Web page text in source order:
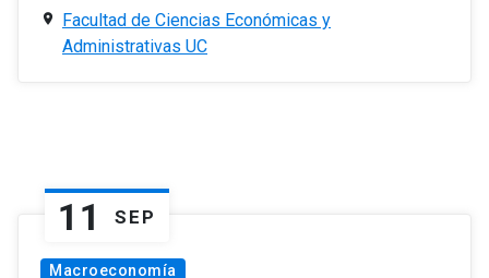
Facultad de Ciencias Económicas y
Administrativas UC
11 SEP
Macroeconomía